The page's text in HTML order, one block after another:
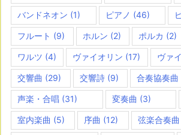
バンドネオン (1) ピアノ (46)
フルート (9) ホルン (2) ポルカ (2)
ワルツ (4) ヴァイオリン (17) ヴァ
交響曲 (29) 交響詩(9) 合奏協奏曲
声楽・合唱 (31) 変奏曲 (3)
室内楽曲 (5) 序曲 (12) 弦楽合奏曲